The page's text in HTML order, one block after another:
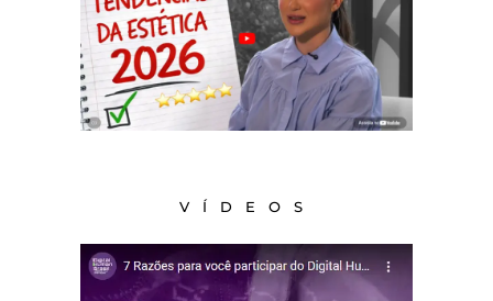
VÍDEOS